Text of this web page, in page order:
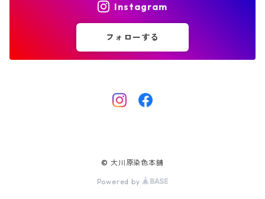
Instagram
フォローする
© 大川原染色本舗
Powered by